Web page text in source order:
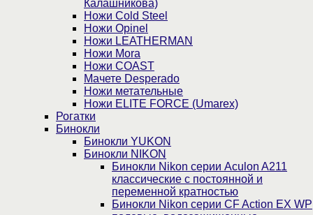
Калашникова)
Ножи Cold Steel
Ножи Opinel
Ножи LEATHERMAN
Ножи Mora
Ножи COAST
Мачете Desperado
Ножи метательные
Ножи ELITE FORCE (Umarex)
Рогатки
Бинокли
Бинокли YUKON
Бинокли NIKON
Бинокли Nikon серии Aculon A211
классические с постоянной и
переменной кратностью
Бинокли Nikon серии СF Action EX WP